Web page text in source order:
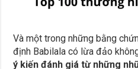
Và một trong những bằng
định Babilala có lừa đảo
ý kiến đánh giá từ những